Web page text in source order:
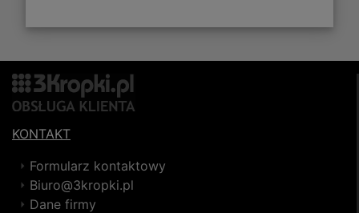
KONTAKT
Formularz kontaktowy
Biuro@3kropki.pl
Dane firmy